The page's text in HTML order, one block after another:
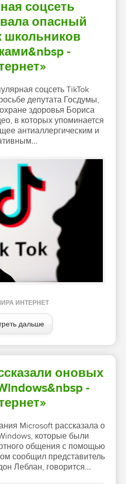
соцсеть
опасный
школьников
-
соцсеть TikTok
депутата Госдумы,
здоровья Бориса
в которых упоминается
антиаллергическим и
ИНТЕРНЕТ
дальше
оновых
-
Microsoft рассказала о
которые были
общения с помощью
сообщил представитель
Леблан, говорится...